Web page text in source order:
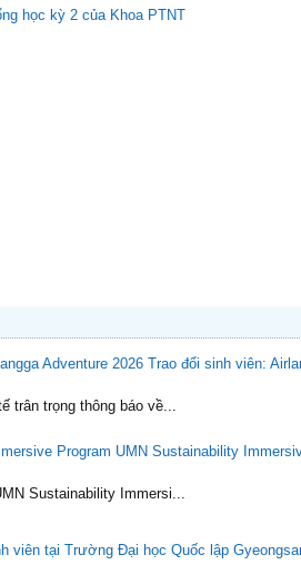
học kỳ 2 của Khoa PTNT
Trao đổi sinh viên:
trân trọng thông báo về...
UMN Sustainability
Sustainability Immersi...
viên tại Trường Đại học Quốc lập